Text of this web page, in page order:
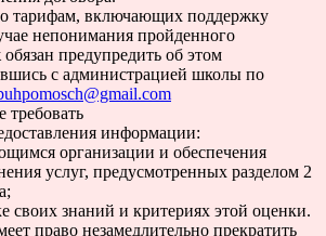
тарифам, включающих поддержку
непонимания пройденного
обязан предупредить об этом
с администрацией школы по
требовать
информации:
организации и обеспечения
услуг, предусмотренных разделом 2
своих знаний и критериях этой оценки.
право незамедлительно прекратить